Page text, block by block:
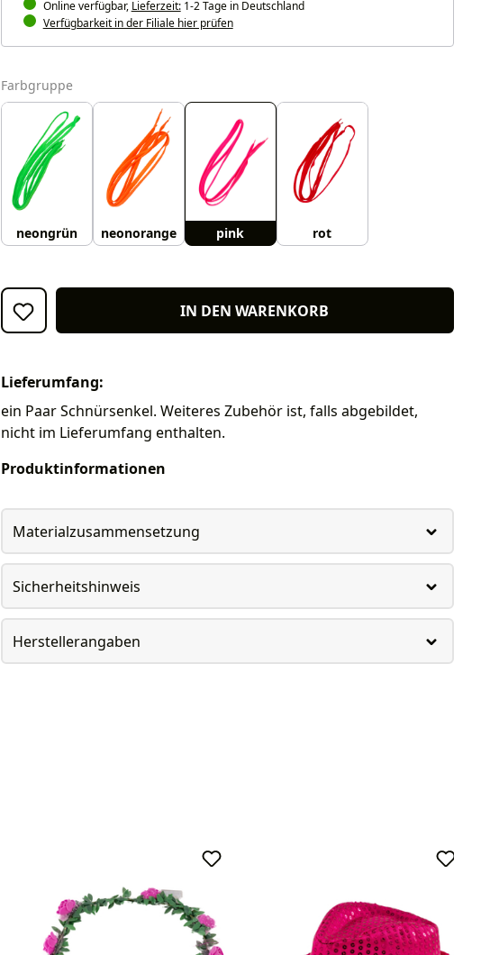
Online verfügbar, Lieferzeit:1-2 Tage in Deutschland
Verfügbarkeit in der Filiale hier prüfen
Farbgruppeauswählen
neongrün neonorange pink rot
IN DEN WARENKORB
Lieferumfang:
ein Paar Schnürsenkel. Weiteres Zubehör ist, falls abgebildet,
nicht im Lieferumfang enthalten.
Produktinformationen
Materialzusammensetzung
Sicherheitshinweis
Herstellerangaben